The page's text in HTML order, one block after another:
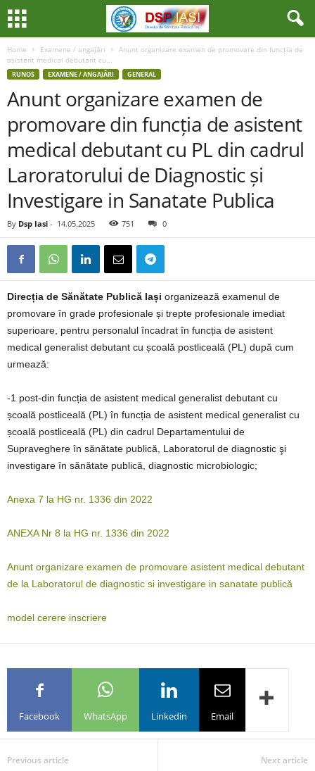
Home Examene / angajări
Anunt organizare examen de promovare din funcția de
asistent medical debutant cu...
RUNOS EXAMENE / ANGAJĂRI GENERAL
Anunt organizare examen de
promovare din funcția de asistent
medical debutant cu PL din cadrul
Laroratorului de Diagnostic și
Investigare in Sanatate Publica
By Dsp Iasi - 14.05.2025 751 0
Direcția de Sănătate Publică Iași organizează examenul de
promovare în grade profesionale și trepte profesionale imediat
superioare, pentru personalul încadrat în funcția de asistent
medical generalist debutant cu școală postliceală (PL) după cum
urmează:
-1 post-din funcția de asistent medical generalist debutant cu
școală postliceală (PL) în funcția de asistent medical generalist cu
școală postliceală (PL) din cadrul Departamentului de
Supraveghere în sănătate publică, Laboratorul de diagnostic şi
investigare în sănătate publică, diagnostic microbiologic;
Anexa 7 la HG nr. 1336 din 2022
ANEXA Nr 8 la HG nr. 1336 din 2022
Anunt organizare examen de promovare asistent medical debutant
de la Laboratorul de diagnostic si investigare in sanatate publică
model cerere inscriere
Facebook WhatsApp Linkedin Email
Previous article Next article